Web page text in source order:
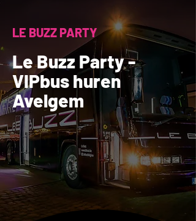
LE BUZZ PARTY
Le Buzz Party -
VIPbus huren
Avelgem